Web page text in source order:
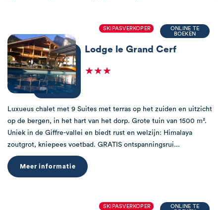
Lodge le Grand Cerf
ONLINE TE
BOEKEN
SKIPASVERKOPER
★★★
Luxueus chalet met 9 Suites met terras op het zuiden en uitzicht
op de bergen, in het hart van het dorp. Grote tuin van 1500 m².
Uniek in de Giffre-vallei en biedt rust en welzijn: Himalaya
zoutgrot, kniepees voetbad. GRATIS ontspanningsrui...
Meer informatie
ONLINE TE
SKIPASVERKOPER